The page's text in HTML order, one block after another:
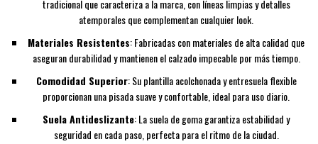
tradicional que caracteriza a la marca, con líneas limpias y detalles
atemporales que complementan cualquier look.
Materiales Resistentes: Fabricadas con materiales de alta calidad que
aseguran durabilidad y mantienen el calzado impecable por más tiempo.
Comodidad Superior: Su plantilla acolchonada y entresuela flexible
proporcionan una pisada suave y confortable, ideal para uso diario.
Suela Antideslizante: La suela de goma garantiza estabilidad y
seguridad en cada paso, perfecta para el ritmo de la ciudad.